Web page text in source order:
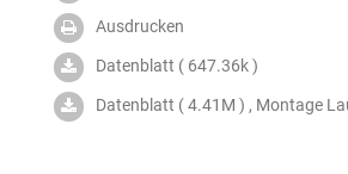
Ausdrucken
Datenblatt ( 647.36k )
Datenblatt ( 4.41M ) , Montage